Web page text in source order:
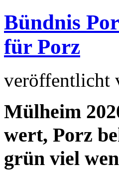
Bündnis
für Porz
veröffentlicht
Mülheim
wert, Porz
grün viel